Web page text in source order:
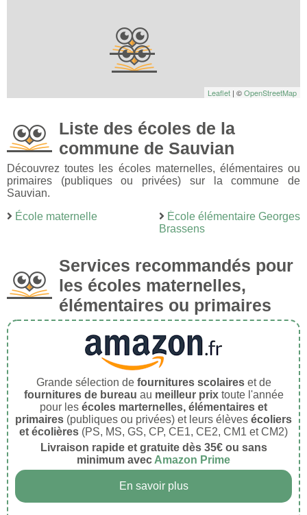
Leaflet | ©OpenStreetMap
Liste des écoles de la
commune de Sauvian
Découvrez toutes les écoles maternelles, élémentaires ou
primaires (publiques ou privées) sur la commune de
Sauvian.
École maternelle
École élémentaire Georges
Brassens
Services recommandés pour
les écoles maternelles,
élémentaires ou primaires
Grande sélection de fournitures scolaireset de
fournitures de bureau au meilleur prixtoute l'année
pour les écoles marternelles, élémentaires et
primaires (publiques ou privées) et leurs élèves écoliers
et écolières (PS, MS, GS, CP, CE1, CE2, CM1 et CM2)
Livraison rapide et gratuite dès 35€ ou sans
minimum avec Amazon Prime
En savoir plus